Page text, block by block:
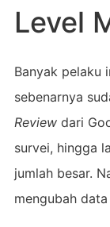
Level
Banyak pelaku
sebenarnya
Reviewdari
survei, hingga
jumlah besar.
mengubah